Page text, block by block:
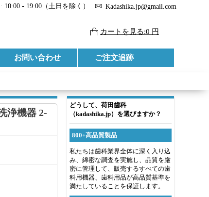
10:00 - 19:00（土日を除く） Kadashika.jp@gmail.com
カートを見る:0 円
お問い合わせ ご注文追跡
どうして、荷田歯科
（kadashika.jp）を選びますか？
800+高品質製品
私たちは歯科業界全体に深く入り込
み、綿密な調査を実施し、品質を厳
密に管理して、販売するすべての歯
科用機器、歯科用品が高品質基準を
満たしていることを保証します。
浄機器 2-